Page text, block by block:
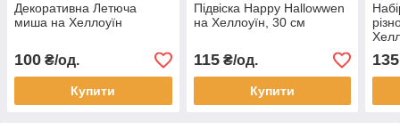
Декоративна Летюча
миша на Хеллоуїн
100 ₴/од.
Купити
Підвіска Happy Hallowwen
на Хеллоуїн, 30 см
115₴/од.
Купити
135